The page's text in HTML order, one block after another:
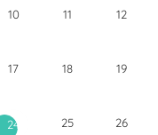
10 11 12
17 18 19
24 25 26